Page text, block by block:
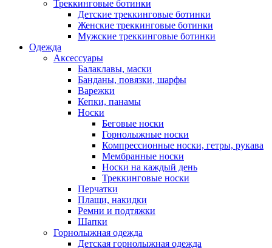
Треккинговые ботинки
Детские треккинговые ботинки
Женские треккинговые ботинки
Мужские треккинговые ботинки
Одежда
Аксессуары
Балаклавы, маски
Банданы, повязки, шарфы
Варежки
Кепки, панамы
Носки
Беговые носки
Горнолыжные носки
Компрессионные носки, гетры, рукава
Мембранные носки
Носки на каждый день
Треккинговые носки
Перчатки
Плащи, накидки
Ремни и подтяжки
Шапки
Горнолыжная одежда
Детская горнолыжная одежда